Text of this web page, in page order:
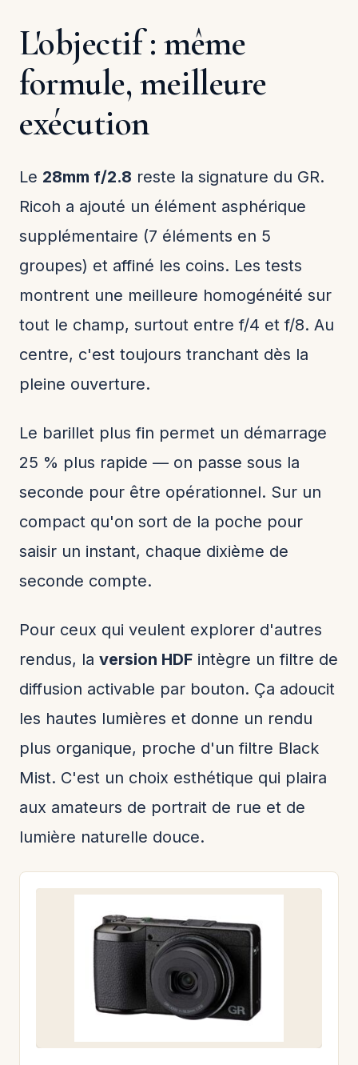
L'objectif : même
formule, meilleure
exécution
Le 28mm f/2.8 reste la signature du GR.
Ricoh a ajouté un élément asphérique
supplémentaire (7 éléments en 5
groupes) et affiné les coins. Les tests
montrent une meilleure homogénéité sur
tout le champ, surtout entre f/4 et f/8. Au
centre, c'est toujours tranchant dès la
pleine ouverture.
Le barillet plus fin permet un démarrage
25 % plus rapide — on passe sous la
seconde pour être opérationnel. Sur un
compact qu'on sort de la poche pour
saisir un instant, chaque dixième de
seconde compte.
Pour ceux qui veulent explorer d'autres
rendus, la version HDF intègre un filtre de
diffusion activable par bouton. Ça adoucit
les hautes lumières et donne un rendu
plus organique, proche d'un filtre Black
Mist. C'est un choix esthétique qui plaira
aux amateurs de portrait de rue et de
lumière naturelle douce.